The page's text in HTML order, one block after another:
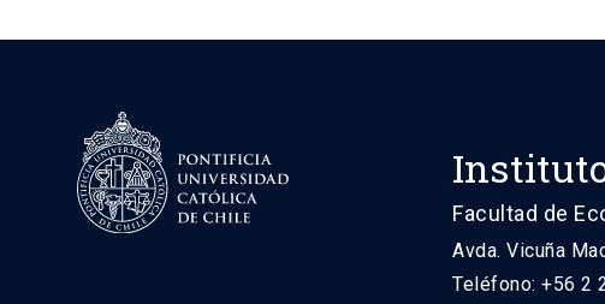
Facultad de
Avda. Vicuña
Teléfono: +56 2